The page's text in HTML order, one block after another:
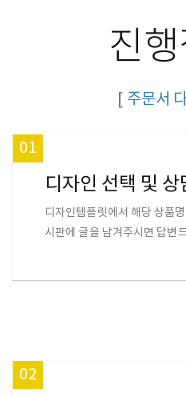
진
[ 주문서
01
디자인 선택 및 상
디자인템플릿에서 해당 상품
시판에 글을 남겨주시면 답변
02